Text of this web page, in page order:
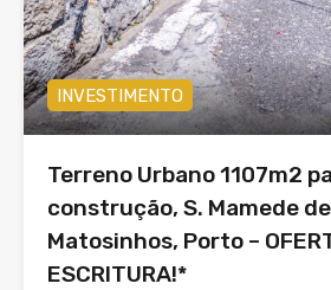
INVESTIMENTO
Terreno Urbano 1107m2
construção, S. Mamede
Matosinhos, Porto –
ESCRITURA!*